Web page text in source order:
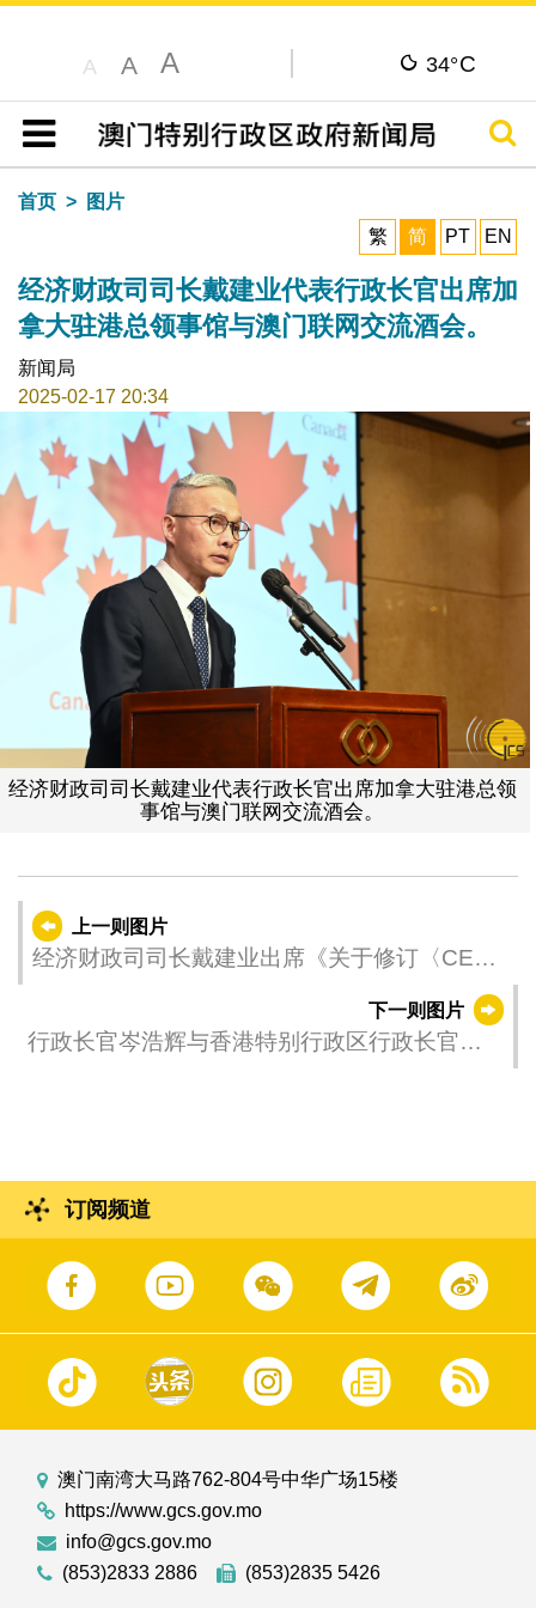
A A A 34°C
目录
搜寻
首页
图片
繁
简 PT EN
经济财政司司长戴建业代表行政长官出席加
拿大驻港总领事馆与澳门联网交流酒会。
新闻局
2025-02-17 20:34
经济财政司司长戴建业代表行政长官出席加拿大驻港总领
事馆与澳门联网交流酒会。
上一则图片
经济财政司司长戴建业出席《关于修订〈CEPA
下一则图片
行政长官岑浩辉与香港特别行政区行政长官李
订阅频道
澳门南湾大马路762-804号中华广场15楼
https://www.gcs.gov.mo
info@gcs.gov.mo
(853)2833 2886
(853)2835 5426